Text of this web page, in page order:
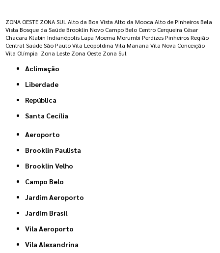
ZONA OESTE ZONA SUL Alto da Boa Vista Alto da Mooca Alto de Pinheiros Bela
Vista Bosque da Saúde Brooklin Novo Campo Belo Centro Cerqueira César
Chacara Klabin Indianópolis Lapa Moema Morumbi Perdizes Pinheiros Região
Central Saúde São Paulo Vila Leopoldina Vila Mariana Vila Nova Conceição
Vila Olímpia Zona Leste Zona Oeste Zona Sul
Aclimação
Liberdade
República
Santa Cecília
Aeroporto
Brooklin Paulista
Brooklin Velho
Campo Belo
Jardim Aeroporto
Jardim Brasil
Vila Aeroporto
Vila Alexandrina